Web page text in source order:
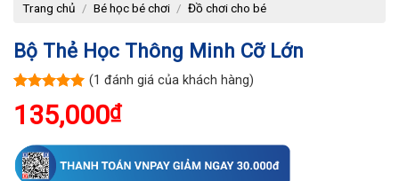
Trang chủ / Bé học bé chơi / Đồ chơi cho bé
Bộ Thẻ Học Thông Minh Cỡ Lớn
5.00 trên 5
dựa trên
đánh giá
(1 đánh giá của khách hàng)
135,000₫